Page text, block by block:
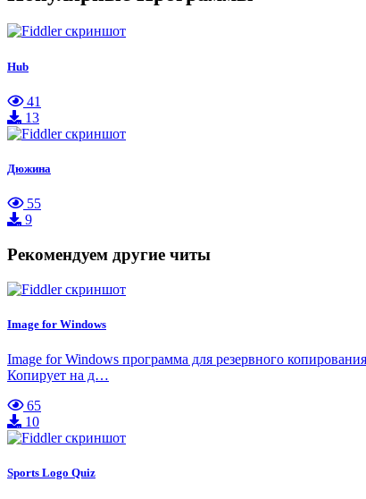
Hub
41
13
Дюжина
55
9
Рекомендуем другие читы
Image for Windows
Image for Windows программа для резервного
Копирует на д…
65
10
Sports Logo Quiz